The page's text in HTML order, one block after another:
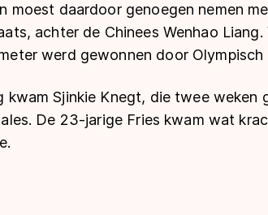
moest daardoor genoegen nemen
achter de Chinees Wenhao
werd gewonnen door Olympisch
kwam Sjinkie Knegt, die twee weken
De 23-jarige Fries kwam wat